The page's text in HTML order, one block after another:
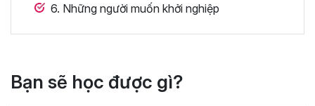
6. Những người muốn khởi nghiệp
Bạn sẽ học được gì?